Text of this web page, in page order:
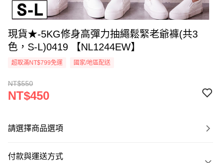
現貨★-5KG修身高彈力抽繩鬆緊老爺褲(共3
色，S-L)0419 【NL1244EW】
超取滿NT$799免運 國家/地區配送
NT$550
NT$450
請選擇商品選項
付款與運送方式